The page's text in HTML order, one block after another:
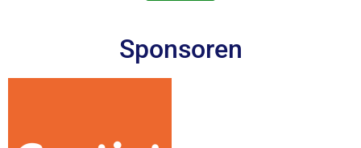
Sponsoren